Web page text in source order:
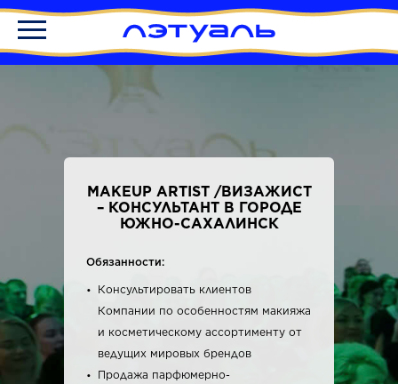
MAKEUP ARTIST /ВИЗАЖИСТ
– КОНСУЛЬТАНТ В ГОРОДЕ
ЮЖНО-САХАЛИНСК
Обязанности:
Консультировать клиентов
Компании по особенностям макияжа
и косметическому ассортименту от
ведущих мировых брендов
Продажа парфюмерно-